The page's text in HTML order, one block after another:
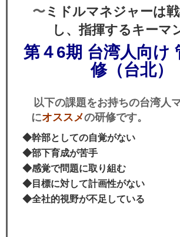
飲食店情報
〜ミドルマネジャーは
し、指揮するキーマ
第４6期 台湾人向け
修（台北）
以下の課題をお持ちの台湾人
にオススメの研修です。
◆幹部としての自覚がない
◆部下育成が苦手
◆感覚で問題に取り組む
◆目標に対して計画性がない
◆全社的視野が不足している